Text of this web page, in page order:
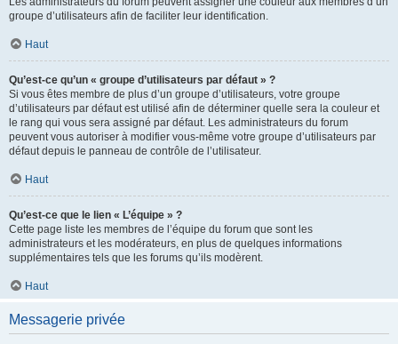
groupe d’utilisateurs afin de faciliter leur identification.
Haut
Qu’est-ce qu’un « groupe d’utilisateurs par défaut » ?
Si vous êtes membre de plus d’un groupe d’utilisateurs, votre groupe
d’utilisateurs par défaut est utilisé afin de déterminer quelle sera la couleur et
le rang qui vous sera assigné par défaut. Les administrateurs du forum
peuvent vous autoriser à modifier vous-même votre groupe d’utilisateurs par
défaut depuis le panneau de contrôle de l’utilisateur.
Haut
Qu’est-ce que le lien « L’équipe » ?
Cette page liste les membres de l’équipe du forum que sont les
administrateurs et les modérateurs, en plus de quelques informations
supplémentaires tels que les forums qu’ils modèrent.
Haut
Messagerie privée